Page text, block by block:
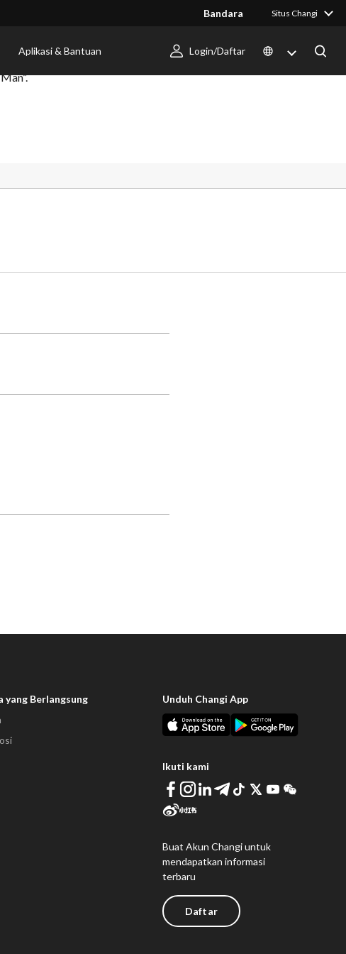
Bandara Situs Changi
Aplikasi & Bantuan Login/Daftar
yang Berlangsung
Unduh Changi App
Ikuti kami
Buat Akun Changi untuk
mendapatkan informasi
terbaru
Daftar